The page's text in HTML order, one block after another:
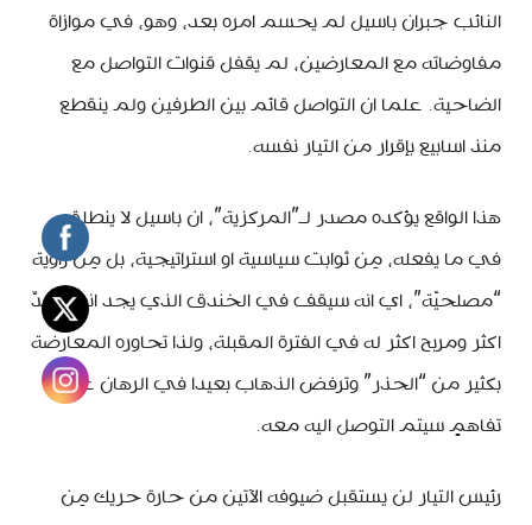
النائب جبران باسيل لم يحسم امره بعد، وهو، في موازاة
مفاوضاته مع المعارضين، لم يقفل قنوات التواصل مع
الضاحية. علما ان التواصل قائم بين الطرفين ولم ينقطع
منذ اسابيع بإقرار من التيار نفسه.
هذا الواقع يؤكده مصدر لـ”المركزية”، ان باسيل لا ينطلق
في ما يفعله، مِن ثوابت سياسية او استراتيجية، بل مِن زاوية
“مصلحيّة”، اي انه سيقف في الخندق الذي يجد انه مفيدٌ
اكثر ومربح اكثر له في الفترة المقبلة، ولذا تحاوره المعارضة
بكثير من “الحذر” وترفض الذهاب بعيدا في الرهان على
تفاهمٍ سيتم التوصل اليه معه.
رئيس التيار لن يستقبل ضيوفه الآتين من حارة حريك مِن